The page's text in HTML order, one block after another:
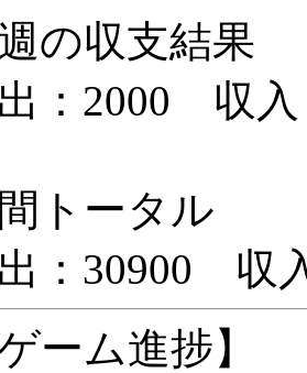
の収支結果
：2000 収入
トータル
：30900 収
ーム進捗】